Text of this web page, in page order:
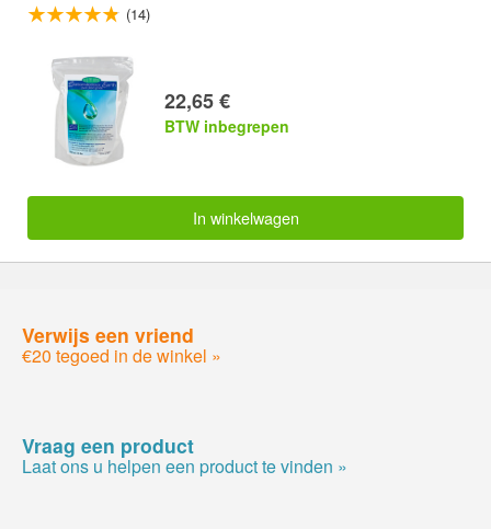
(14)
22,65 €
BTW inbegrepen
In winkelwagen
Verwijs een vriend
€20 tegoed in de winkel »
Vraag een product
Laat ons u helpen een product te vinden »